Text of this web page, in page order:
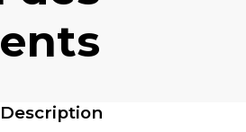
Description